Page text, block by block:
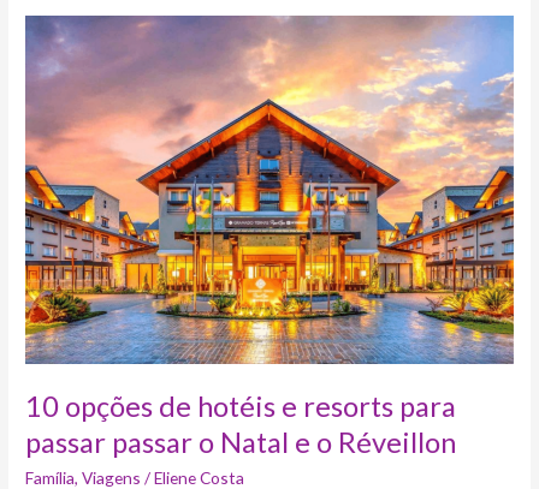
10 opções de hotéis e resorts para
passar passar o Natal e o Réveillon
Família,Viagens /Eliene Costa
opções
de
hotéis
e
resorts
para
passar
passar
o
Natal
e
o
Réveillon